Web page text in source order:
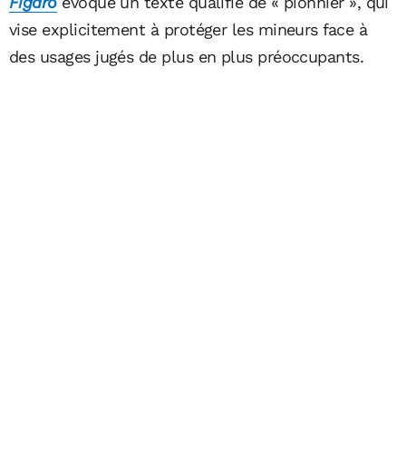
vise explicitement à protéger les mineurs face à
des usages jugés de plus en plus préoccupants.